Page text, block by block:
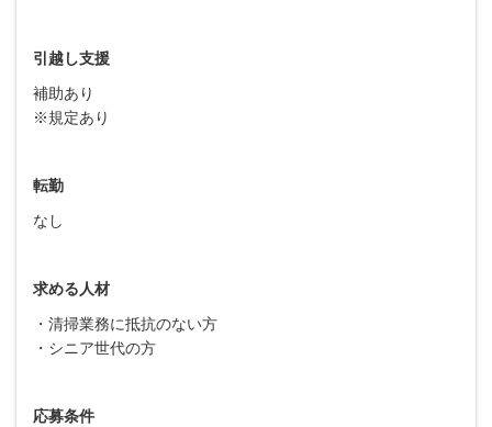
引越し支援
補助あり
※規定あり
転勤
なし
求める人材
・清掃業務に抵抗のない方
・シニア世代の方
応募条件